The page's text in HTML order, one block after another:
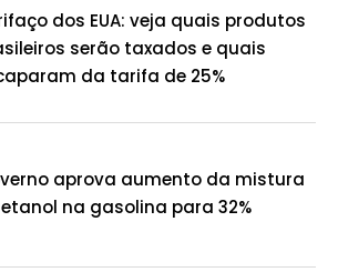
dos EUA: veja quais produtos
serão taxados e quais
da tarifa de 25%
aprova aumento da mistura
na gasolina para 32%